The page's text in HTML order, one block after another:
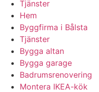
Tjänster
Hem
Byggfirma i Bålsta
Tjänster
Bygga altan
Bygga garage
Badrumsrenovering
Montera IKEA-kök